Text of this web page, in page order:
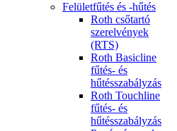
Felületfűtés és -hűtés
Roth csőtartó
szerelvények
(RTS)
Roth Basicline
fűtés- és
hűtésszabályzás
Roth Touchline
fűtés- és
hűtésszabályzás